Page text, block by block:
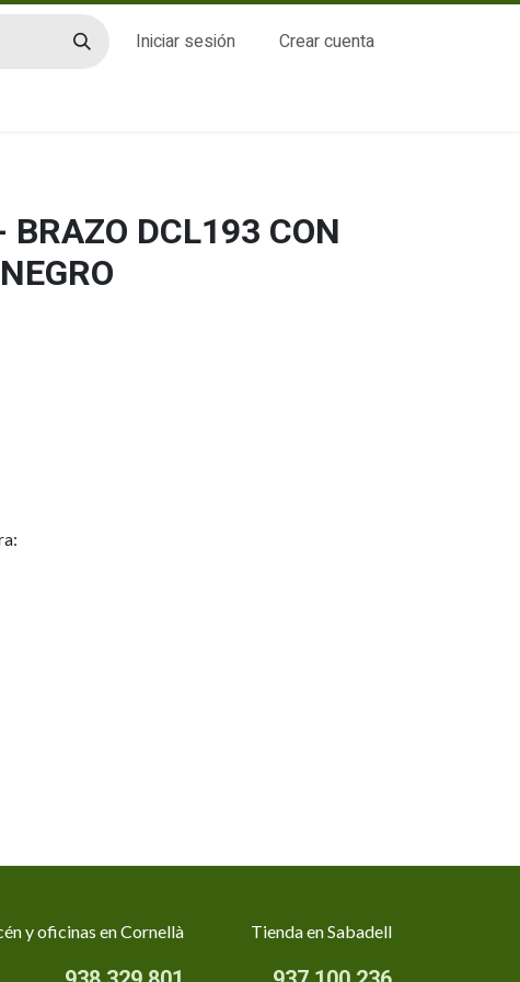
Iniciar sesión Crear cuenta
DCL193 CON
y oficinas en Cornellà Tienda en Sabadell